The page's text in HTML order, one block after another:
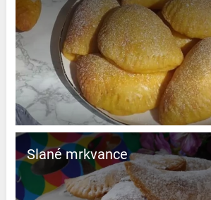
Slané mrkvance